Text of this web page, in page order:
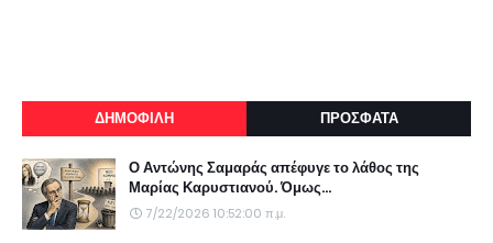
ΔΗΜΟΦΙΛΗ ΠΡΟΣΦΑΤΑ
Ο Αντώνης Σαμαράς απέφυγε το λάθος της
Μαρίας Καρυστιανού. Όμως...
7/22/2026 10:52:00 π.μ.